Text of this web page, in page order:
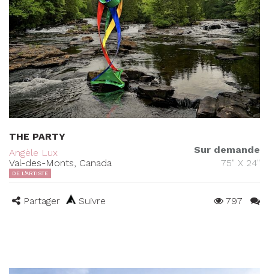
THE PARTY
Angèle Lux
Val-des-Monts, Canada
Sur demande
75" X 24"
DE L'ARTISTE
Partager Suivre 797